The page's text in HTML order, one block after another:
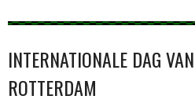
INTERNATIONALE DAG
ROTTERDAM